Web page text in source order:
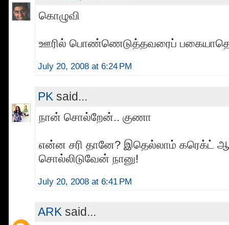
கொழுவி
ஊரில் பொண்ணெடுத்தவரைப்
July 20, 2008 at 6:24 PM
PK said...
நான் சொல்றேன்.. குணா
என்ன சரி தானே? இதெல்லாம் கரெக்ட்
சொல்லிடுவேன் நானு!
July 20, 2008 at 6:41 PM
ARK said...